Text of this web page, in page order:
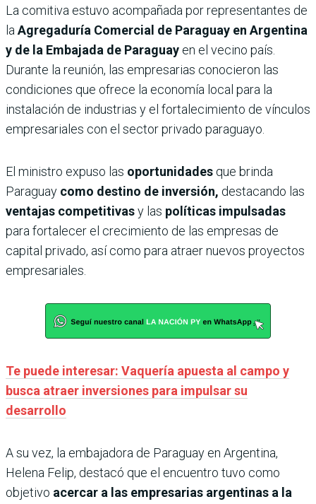
La comitiva estuvo acompañada por representantes de
laAgregaduría Comercial de Paraguay en Argentina
y de la Embajada de Paraguay en el vecino país.
Durante la reunión, las empresarias conocieron las
condiciones que ofrece la economía local para la
instalación de industrias y el fortalecimiento de vínculos
empresariales con el sector privado paraguayo.
El ministro expuso las oportunidades que brinda
Paraguay como destino de inversión, destacando las
ventajas competitivasy las políticas impulsadas
para fortalecer el crecimiento de las empresas de
capital privado, así como para atraer nuevos proyectos
empresariales.
Te puede interesar: Vaquería apuesta al campo y
busca atraer inversiones para impulsar su
desarrollo
A su vez, la embajadora de Paraguay en Argentina,
Helena Felip, destacó que el encuentro tuvo como
objetivo acercar a las empresarias argentinas a la